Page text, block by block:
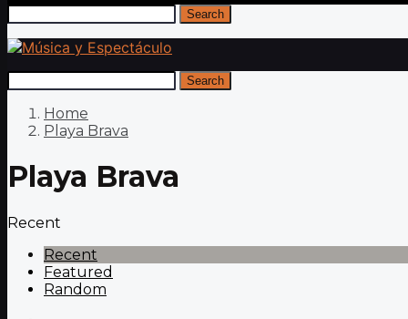
Search
Search
Home
Playa Brava
Playa Brava
Recent
Recent
Featured
Random